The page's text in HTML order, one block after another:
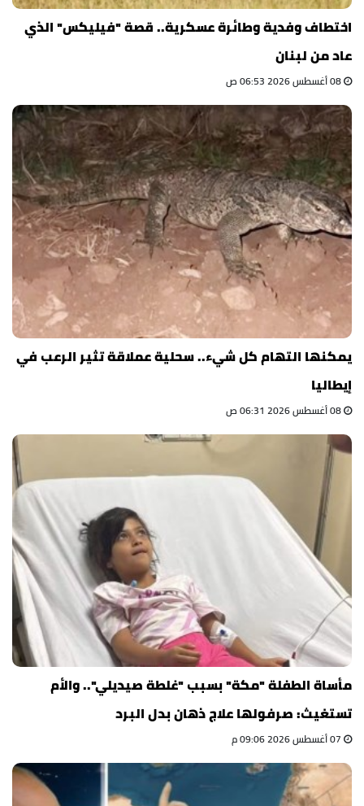
اختطاف وفدية وطائرة عسكرية.. قصة "فيليكس" الذي
عاد من لبنان
يمكنها التهام كل شيء.. سحلية عملاقة تثير الرعب في
إيطاليا
مأساة الطفلة "مكة" بسبب "غلطة صيديلي".. والأم
تستغيث: صرفولها علاج ذهان بدل البرد